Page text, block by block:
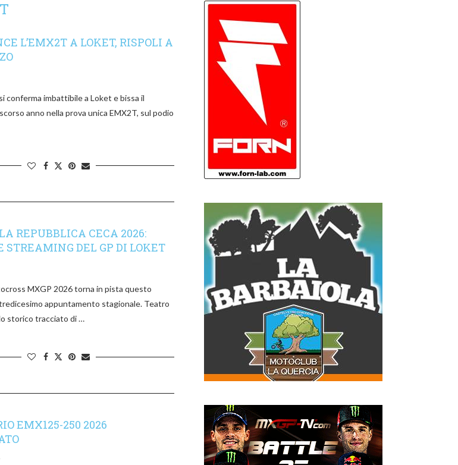
L’EMX2T A LOKET, RISPOLI A
conferma imbattibile a Loket e bissa il
anno nella prova unica EMX2T, sul podio
REPUBBLICA CECA 2026:
STREAMING DEL GP DI LOKET
MXGP 2026 torna in pista questo
appuntamento stagionale. Teatro
storico tracciato di …
EMX125-250 2026